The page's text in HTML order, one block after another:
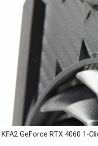
KFA2 GeForce RTX 4060 1-